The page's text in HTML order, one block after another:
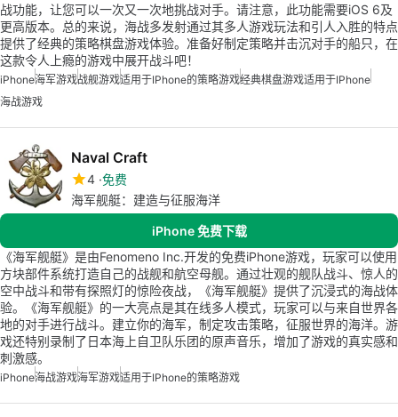
战功能，让您可以一次又一次地挑战对手。请注意，此功能需要iOS 6及
更高版本。总的来说，海战多发射通过其多人游戏玩法和引人入胜的特点
提供了经典的策略棋盘游戏体验。准备好制定策略并击沉对手的船只，在
这款令人上瘾的游戏中展开战斗吧！
iPhone海军游戏战舰游戏适用于iPhone的策略游戏经典棋盘游戏适用于iPhone
海战游戏
Naval Craft
4 免费
海军舰艇：建造与征服海洋
iPhone 免费下载
《海军舰艇》是由Fenomeno Inc.开发的免费iPhone游戏，玩家可以使用
方块部件系统打造自己的战舰和航空母舰。通过壮观的舰队战斗、惊人的
空中战斗和带有探照灯的惊险夜战，《海军舰艇》提供了沉浸式的海战体
验。《海军舰艇》的一大亮点是其在线多人模式，玩家可以与来自世界各
地的对手进行战斗。建立你的海军，制定攻击策略，征服世界的海洋。游
戏还特别录制了日本海上自卫队乐团的原声音乐，增加了游戏的真实感和
刺激感。
iPhone海战游戏海军游戏适用于iPhone的策略游戏